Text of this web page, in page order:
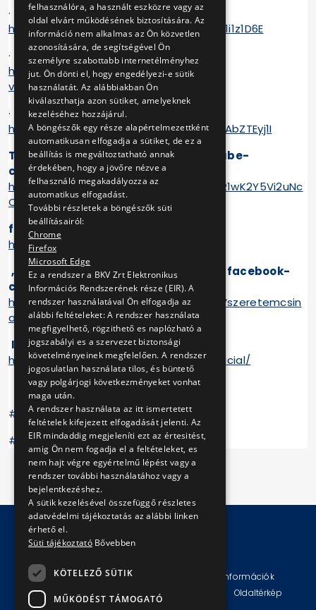
· M2 Fehér úti járműtelep:
https://www.youtube.com/watch?v=LiT1i1z1D6E
· Szépilona kocsiszín:
https://www.youtube.com/watch?
v=GvUp9KzG1e8&t=2s
· Budafok kocsiszín:
https://www.youtube.com/watch?v=ZZAbZTEyj1I
További videók, kulisszatitkok YouTube-
csatornánkon:
https://www.youtube.com/channel/UCR1wK2Y5Vi2uNc
OjZGIenhw
facebook-oldalunk:
https://www.facebook.com/bkvzrt1
„BKV – Szeretem csinálni” nyilvános facebook-
csoportunk:
https://www.facebook.com/groups/BKVszeretemcsin
alni
Instagram-oldalunk:
https://www.instagram.com/bkvzrt_official/
#vigyázunkegymásra
#vigyázzunkegymásra
Impresszum Jogi nyilatkozat
Technikai információk
Adatvédelmi politika és tájékoztatások
Oldaltérkép
felhasználóra, a használt eszközre vagy az
oldal elvárt működésének biztosítására. Az
információ nem alkalmas az Ön közvetlen
azonosítására, de segítségével Ön
személyre szabottabb internetélményhez
jut. Ön dönti el, hogy engedélyezi-e sütik
használatát. Az alábbiakban Ön
kiválaszthatja azon sütiket, amelyeknek
kezeléséhez hozzájárul.
A böngészők egy része alapértelmezettként
automatikusan elfogadja a sütiket, de ez a
beállítás is megváltoztatható annak
érdekében, hogy a jövőre nézve a
felhasználó megakadályozza az
automatikus elfogadást.
További részletek a böngészők süti
beállításairól:
Chrome
Firefox
Microsoft Edge
Ez a rendszer a BKV Zrt Elektronikus
Információs Rendszerének része (EIR). A
rendszer használatával Ön elfogadja az
alábbi feltételeket: A rendszer használata
megfigyelhető, rögzithető es naplózható a
jogszabályi es a szervezet biztonsági
követelményeinek megfelelően. A rendszer
jogosulatlan használata tilos, és büntető
vagy polgárjogi következményeket vonhat
maga után.
A rendszer használata az itt ismertetett
feltételek kifejezett elfogadását jelenti. Az
EIR mindaddig megjeleníti ezt az értesitést,
amig Ön nem fogadja el a feltételeket, es
nem hajt végre egyértelmű lépést vagy a
rendszer további használatához vagy a
bejelentkezéshez.
A sütik kezelésével összefüggő részletes
adatvédelmi tájékoztatás az alábbi linken
érhető el.
Süti tájékoztató Bővebben
KÖTELEZŐ SÜTIK
MŰKÖDÉST TÁMOGATÓ